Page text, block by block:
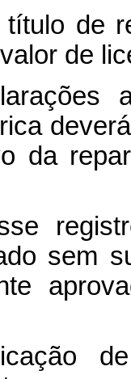
título de
de
da
sem